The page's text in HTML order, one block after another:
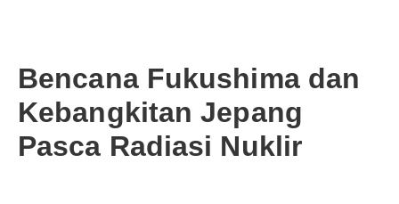
Bencana Fukushima dan
Kebangkitan Jepang
Pasca Radiasi Nuklir